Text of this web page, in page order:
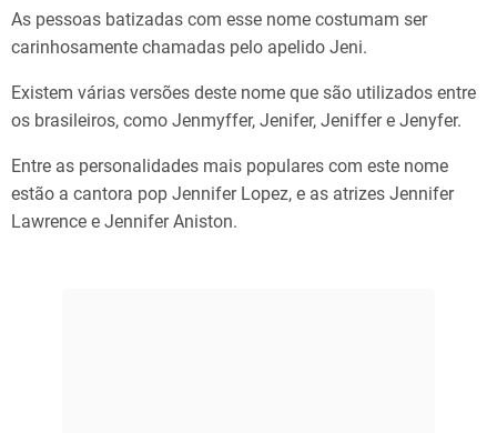
As pessoas batizadas com esse nome costumam ser
carinhosamente chamadas pelo apelido Jeni.
Existem várias versões deste nome que são utilizados entre
os brasileiros, como Jenmyffer, Jenifer, Jeniffer e Jenyfer.
Entre as personalidades mais populares com este nome
estão a cantora pop Jennifer Lopez, e as atrizes Jennifer
Lawrence e Jennifer Aniston.